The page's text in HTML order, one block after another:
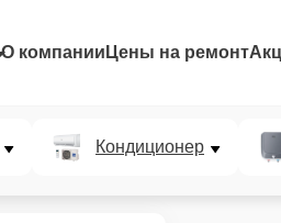
О компании Цены на ремонт
Кондиционер